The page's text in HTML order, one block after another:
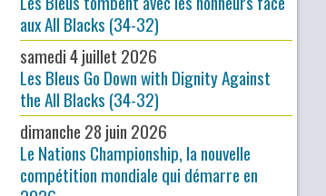
aux All Blacks (34-32)
samedi 4 juillet 2026
Les Bleus Go Down with Dignity Against
the All Blacks (34-32)
dimanche 28 juin 2026
Le Nations Championship, la nouvelle
compétition mondiale qui démarre en